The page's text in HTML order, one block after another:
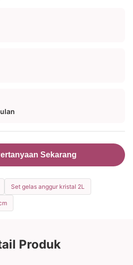
Sekarang
Set gelas anggur kristal 2L
Produk